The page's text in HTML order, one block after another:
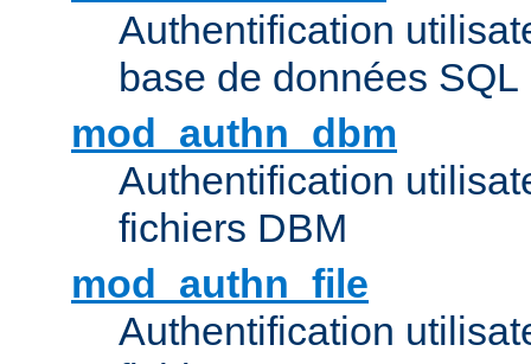
Authentification
base de données SQL
mod_authn_dbm
Authentification
fichiers DBM
mod_authn_file
Authentification